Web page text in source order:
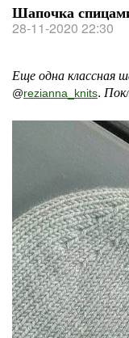
Шапочка
28-11-2020 22:30
Еще одна классная
@rezianna_knits.